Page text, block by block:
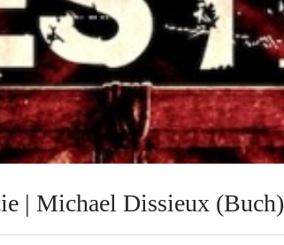
| Michael Dissieux (Buch)